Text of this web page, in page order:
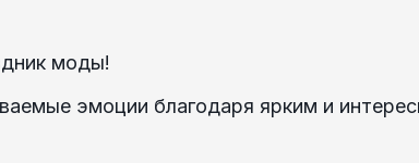
моды!
эмоции благодаря ярким и